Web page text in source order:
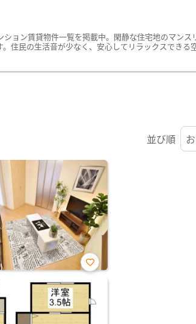
ョン賃貸物件一覧を掲載中。閑静な住宅地のマン
住民の生活音が少なく、安心してリラックスでき
並び順
お気
に入
り登
録